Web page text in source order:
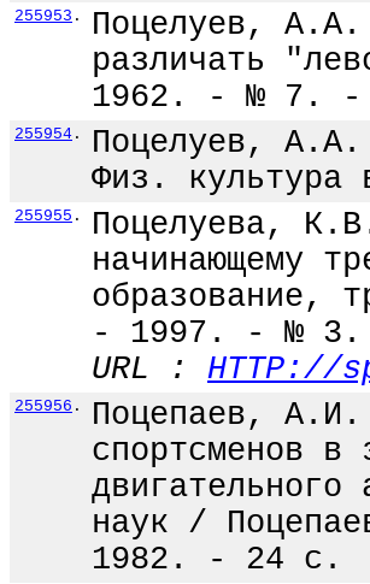
255953 .
Поцелуев, А.А.
различать
1962. - № 7. -
255954 .
Поцелуев, А.А.
Физ.
255955 .
Поцелуева,
начинающему
образование,
- 1997. - №
URL : HTTP://
255956 .
Поцепаев, А.И.
спортсменов в
наук /
1982. - 24 с.